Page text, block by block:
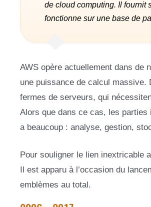
de cloud computing. Il fournit
fonctionne sur une base de
AWS opère actuellement dans de
une puissance de calcul massive.
fermes de serveurs, qui
Alors que dans ce cas, les parties
a beaucoup : analyse, gestion,
Pour souligner le lien inextricable
Il est apparu à l’occasion du
emblèmes au total.